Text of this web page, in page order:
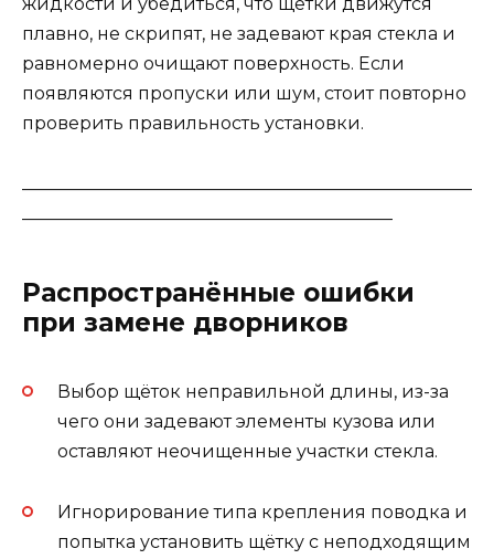
плавно, не скрипят, не задевают края стекла и
равномерно очищают поверхность. Если
появляются пропуски или шум, стоит повторно
проверить правильность установки.
Распространённые ошибки
при замене дворников
Выбор щёток неправильной длины, из-за
чего они задевают элементы кузова или
оставляют неочищенные участки стекла.
Игнорирование типа крепления поводка и
попытка установить щётку с неподходящим